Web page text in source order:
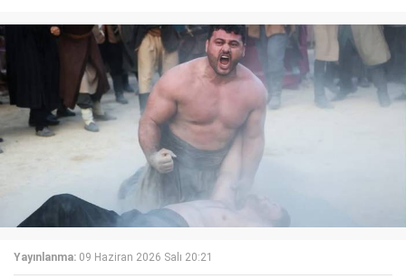
Yayınlanma: 09 Haziran 2026 Salı 20:21